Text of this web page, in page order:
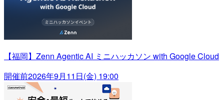
【福岡】Zenn Agentic AI ミニハッカソン with Google Cloud
開催前2026年9月11日(金) 19:00